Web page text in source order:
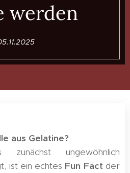
werden
aus Gelatine?
zunächst ungewöhnlich
ist ein echtes Fun Fact der